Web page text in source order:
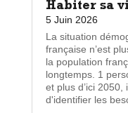
Habiter sa
5 Juin 2026
La situation
française n’est
la population
longtemps. 1
et plus d’ici 2050,
d'identifier les